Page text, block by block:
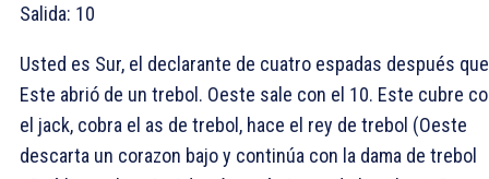
Salida: 10
Usted es Sur, el declarante de cuatro espadas después que
Este abrió de un trebol. Oeste sale con el 10. Este cubre
el jack, cobra el as de trebol, hace el rey de trebol (Oeste
descarta un corazon bajo y continúa con la dama de trebol